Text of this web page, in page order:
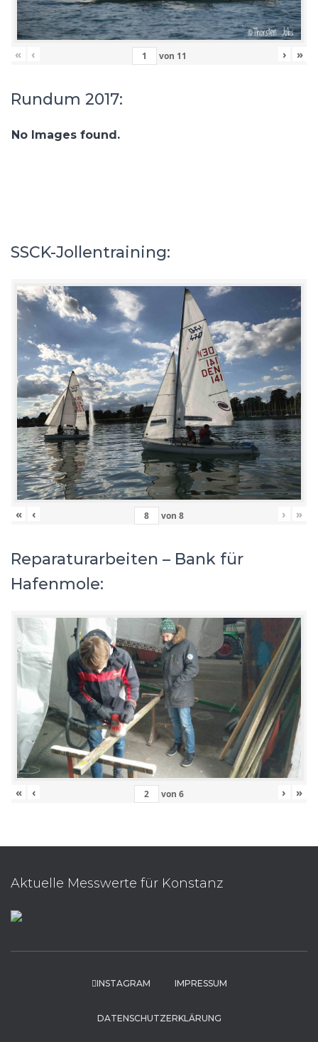
« ‹ von 11 › »
Rundum 2017:
No Images found.
SSCK-Jollentraining:
« ‹ von 8 › »
Reparaturarbeiten – Bank für
Hafenmole:
« ‹ von 6 › »
Aktuelle Messwerte für Konstanz
INSTAGRAM IMPRESSUM
DATENSCHUTZERKLÄRUNG